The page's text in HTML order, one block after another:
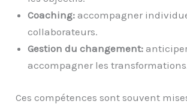
Coaching: accompagner
collaborateurs.
Gestion du changement:
accompagner les
Ces compétences sont souvent